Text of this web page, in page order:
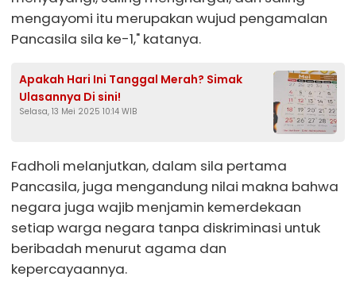
mengayomi itu merupakan wujud pengamalan
Pancasila sila ke-1," katanya.
Apakah Hari Ini Tanggal Merah? Simak
Ulasannya Di sini!
Selasa, 13 Mei 2025 10:14 WIB
Fadholi melanjutkan, dalam sila pertama
Pancasila, juga mengandung nilai makna bahwa
negara juga wajib menjamin kemerdekaan
setiap warga negara tanpa diskriminasi untuk
beribadah menurut agama dan
kepercayaannya.